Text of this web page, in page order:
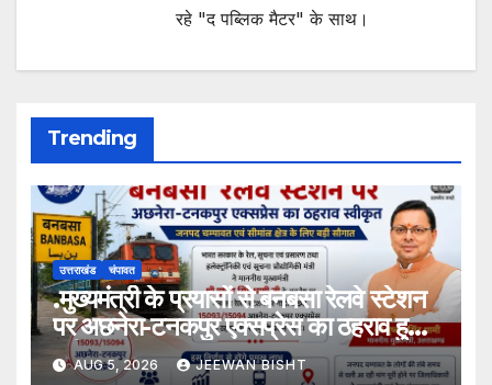
रहे "द पब्लिक मैटर" के साथ।
Trending
उत्तराखंड चंपावत
.मुख्यमंत्री के प्रयासों से बनबसा रेलवे स्टेशन
पर अछनेरा-टनकपुर एक्सप्रेस का ठहराव हुआ
स्वीकृत
AUG 5, 2026 JEEWAN BISHT